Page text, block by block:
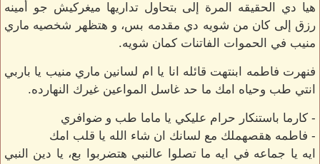
هيا دي الحقيقه المرة إلى بتحاول تداريها ميغركيش جو أمينه
رزق إلى كان من شويه دي مقدمه بس، و هتظهر شخصيه ماري
منيب في الحموات الفاتنات كمان شويه.
فنهرت فاطمه ابنتهت قائله انا يا ام لسانين ماري منيب يا باربي
انتي طب وحياه امك ما حد غاسل المواعين غيرك النهارده.
- كارما باستنكار حرام عليكي يا ماما طب و ضوافري
- فاطمه هقصهملك مع لسانك ان شاء الله يا قلب امك
ايه يا جماعه في ايه ما تصلوا عالنبي هتضربوا بع، يا دين النبي